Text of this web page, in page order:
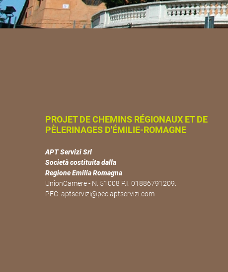
PROJET DE CHEMINS RÉGIONAUX ET DE
PÈLERINAGES D'ÉMILIE-ROMAGNE
APT Servizi Srl
Società costituita dalla
Regione Emilia Romagna
UnionCamere - N. 51008 P.I. 01886791209.
PEC: aptservizi@pec.aptservizi.com